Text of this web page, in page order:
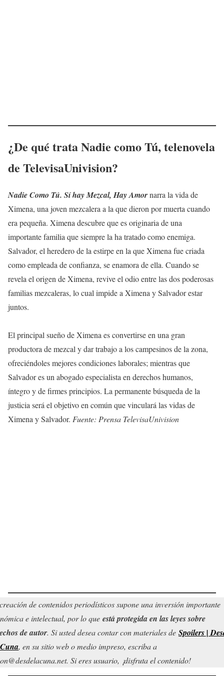
¿De qué trataNadie como Tú, telenovela
de TelevisaUnivision?
Nadie Como Tú. Sí hay Mezcal, Hay Amornarra la vida de
Ximena, una joven mezcalera a la que dieron por muerta cuando
era pequeña. Ximena descubre que es originaria de una
importante familia que siempre la ha tratado como enemiga.
Salvador, el heredero de la estirpe en la que Ximena fue criada
como empleada de confianza, se enamora de ella. Cuando se
revela el origen de Ximena, revive el odio entre las dos poderosas
familias mezcaleras, lo cual impide a Ximena y Salvador estar
juntos.
El principal sueño de Ximena es convertirse en una gran
productora de mezcal y dar trabajo a los campesinos de la zona,
ofreciéndoles mejores condiciones laborales; mientras que
Salvador es un abogado especialista en derechos humanos,
íntegro y de firmes principios. La permanente búsqueda de la
justicia será el objetivo en común que vinculará las vidas de
Ximena y Salvador. Fuente: Prensa TelevisaUnivision
de contenidos periodísticos supone una inversión importante
e intelectual, por lo que está protegida en las leyes sobre
de autor. Si usted desea contar con materiales de Spoilers |
, en su sitio web o medio impreso, escriba a
Si eres usuario, ¡disfruta el contenido!